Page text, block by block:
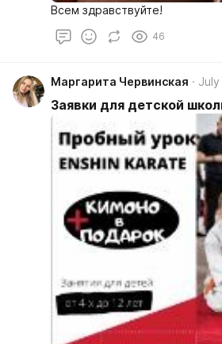
Всем здравствуйте!
46
Маргарита Червинская July
Заявки для детской